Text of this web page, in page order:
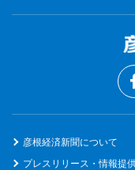
彦根経済新聞について
プレスリリース・情報提